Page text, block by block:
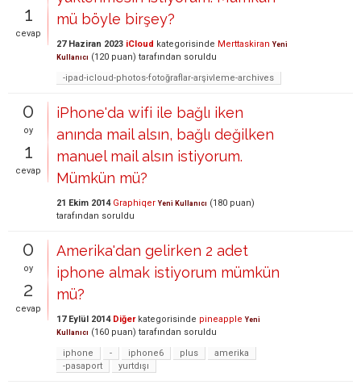
1
cevap
mü böyle birşey?
27 Haziran 2023 iCloud kategorisinde Merttaskiran Yeni
Kullanıcı (120 puan) tarafından soruldu
-ipad-icloud-photos-fotoğraflar-arşivleme-archives
0
oy
1
cevap
iPhone'da wifi ile bağlı iken
anında mail alsın, bağlı değilken
manuel mail alsın istiyorum.
Mümkün mü?
21 Ekim 2014 Graphiqer Yeni Kullanıcı (180 puan)
tarafından soruldu
0
oy
2
cevap
Amerika'dan gelirken 2 adet
iphone almak istiyorum mümkün
mü?
17 Eylül 2014 Diğerkategorisinde pineapple Yeni
Kullanıcı (160 puan) tarafından soruldu
iphone
- iphone6 plus
amerika
-pasaport
yurtdışı